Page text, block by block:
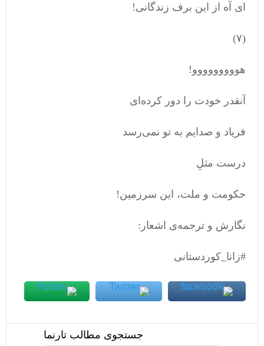
ای آه از این برف زندگانی!
(۷)
هووووووووو!
آنقدر خودت را دور کرده‌ای
فریاد و صدایم به تو نمی‌رسد
درست مثلِ
حکومت و ملت، این سرزمین!
نگارش و ترجمه‌ی اشعار:
#زانا_کوردستانی
جستجوی مطالب تارنما